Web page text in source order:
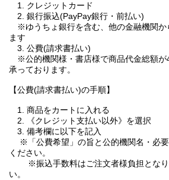
1. クレジットカード
2. 銀行振込(PayPay銀行・前払い)
※ゆうちょ銀行を含む、他の金融機関か
ます
3. 公費(請求書払い)
※公的機関様・書店様で商品代金総額が
承っております。
【公費(請求書払い)の手順】
1. 商品をカートに入れる
2. 《クレジット支払い以外》を選択
3. 備考欄に以下を記入
※「公費希望」の旨と公的機関名・必要
ください。
※振込手数料はご注文者様負担となり
い。